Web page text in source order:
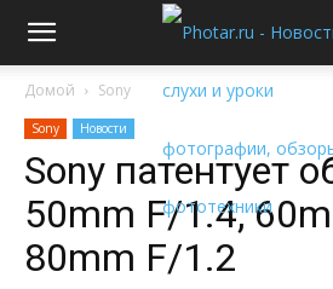
Домой Sony
Sony Новости
Sony патентует
50mm F/1.4,
80mm F/1.2